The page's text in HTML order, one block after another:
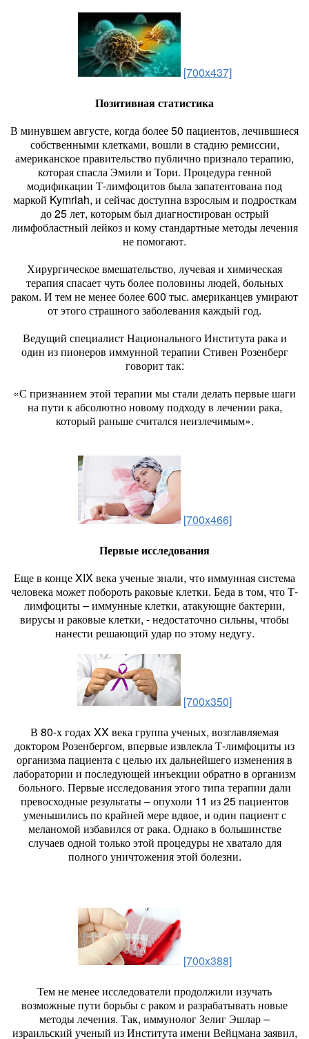
[700x437]
Позитивная статистика
В минувшем августе, когда более 50 пациентов, лечившиеся
собственными клетками, вошли в стадию ремиссии,
американское правительство публично признало терапию,
которая спасла Эмили и Тори. Процедура генной
модификации Т-лимфоцитов была запатентована под
маркой Kymriah, и сейчас доступна взрослым и подросткам
до 25 лет, которым был диагностирован острый
лимфобластный лейкоз и кому стандартные методы лечения
не помогают.
Хирургическое вмешательство, лучевая и химическая
терапия спасает чуть более половины людей, больных
раком. И тем не менее более 600 тыс. американцев умирают
от этого страшного заболевания каждый год.
Ведущий специалист Национального Института рака и
один из пионеров иммунной терапии Стивен Розенберг
говорит так:
«С признанием этой терапии мы стали делать первые шаги
на пути к абсолютно новому подходу в лечении рака,
который раньше считался неизлечимым».
[700x466]
Первые исследования
Еще в конце XIX века ученые знали, что иммунная система
человека может побороть раковые клетки. Беда в том, что Т-
лимфоциты – иммунные клетки, атакующие бактерии,
вирусы и раковые клетки, - недостаточно сильны, чтобы
нанести решающий удар по этому недугу.
[700x350]
В 80-х годах XX века группа ученых, возглавляемая
доктором Розенбергом, впервые извлекла Т-лимфоциты из
организма пациента с целью их дальнейшего изменения в
лаборатории и последующей инъекции обратно в организм
больного. Первые исследования этого типа терапии дали
превосходные результаты – опухоли 11 из 25 пациентов
уменьшились по крайней мере вдвое, и один пациент с
меланомой избавился от рака. Однако в большинстве
случаев одной только этой процедуры не хватало для
полного уничтожения этой болезни.
[700x388]
Тем не менее исследователи продолжили изучать
возможные пути борьбы с раком и разрабатывать новые
методы лечения. Так, иммунолог Зелиг Эшлар –
израильский ученый из Института имени Вейцмана заявил,